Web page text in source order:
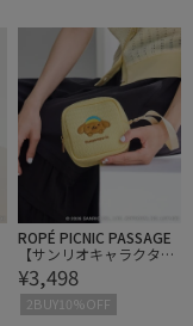
ROPÉ PICNIC PASSAGE
【サンリオキャラクター
ズ×ROPE' PICNIC】日焼
けデザイン ハンドストラ
ップスクエアポーチ
¥3,498
2BUY10%OFF